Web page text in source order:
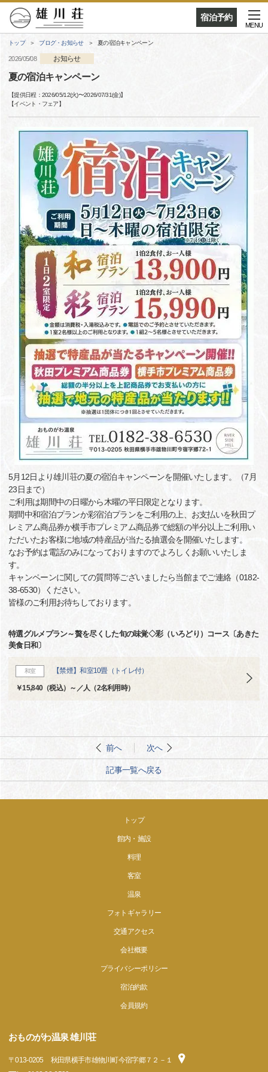
宿泊予約
MENU
トップ ブログ・お知らせ 夏の宿泊キャンペーン
2026/05/08 お知らせ
夏の宿泊キャンペーン
【提供日程： 2026/05/12(火)〜2026/07/31(金)】
【イベント・フェア】
5月12日より雄川荘の夏の宿泊キャンペーンを開催いたします。（7月
23日まで）
ご利用は期間中の日曜から木曜の平日限定となります。
期間中和宿泊プランか彩宿泊プランをご利用の上、お支払いを秋田プ
レミアム商品券か横手市プレミアム商品券で総額の半分以上ご利用い
ただいたお客様に地域の特産品が当たる抽選会を開催いたします。
なお予約は電話のみになっておりますのでよろしくお願いいたしま
す。
キャンペーンに関しての質問等ございましたら当館までご連絡（0182-
38-6530）ください。
皆様のご利用お待ちしております。
特選グルメプラン～贅を尽くした旬の味覚◇彩（いろどり）コース〔あきた
美食日和〕
和室 【禁煙】和室10畳（トイレ付）
￥15,840（税込）～／人（2名利用時）
前へ 次へ
記事一覧へ戻る
トップ
館内・施設
料理
客室
温泉
フォトギャラリー
交通アクセス
会社概要
プライバシーポリシー
宿泊約款
会員規約
おものがわ温泉 雄川荘
〒013-0205
秋田県横手市雄物川町今宿字郷７２－１